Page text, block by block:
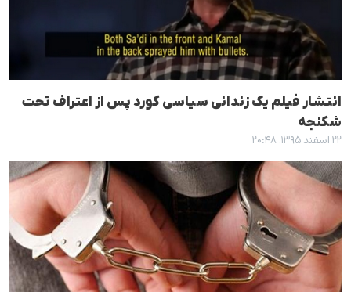
انتشار فیلم یک زندانی سیاسی کورد پس از اعتراف تحت
شکنجە
۲۲ اسفند ۱۳۹۵، ۲۰:۴۸